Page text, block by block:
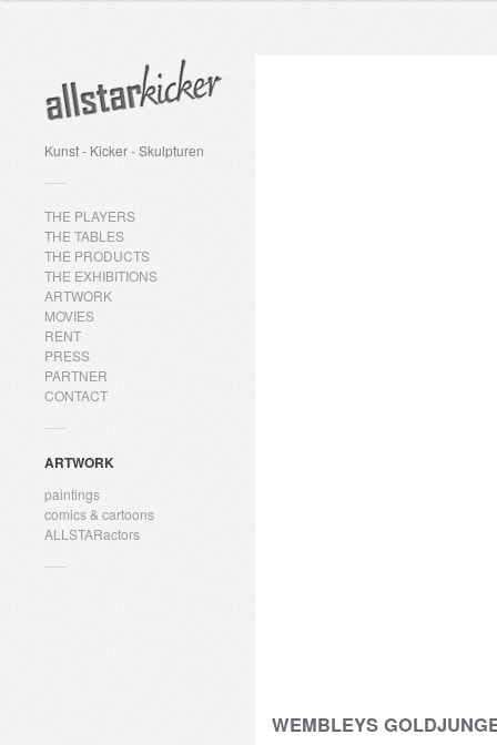
Kunst - Kicker - Skulpturen
THE PLAYERS
THE TABLES
THE PRODUCTS
THE EXHIBITIONS
ARTWORK
MOVIES
RENT
PRESS
PARTNER
CONTACT
ARTWORK
paintings
comics & cartoons
ALLSTARactors
WEMBLEYS